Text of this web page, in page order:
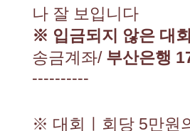
나 잘 보입니다
※ 입금되지 않은 대
송금계좌/ 부산은행
----------
※ 대회ㅣ회당 5만원